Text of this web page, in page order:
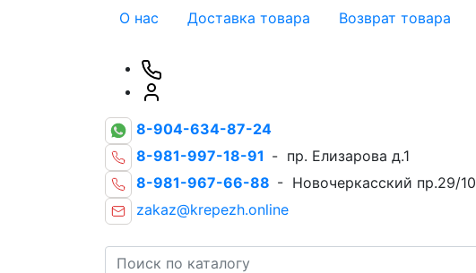
О нас Доставка товара Возврат товара
8-904-634-87-24
8-981-997-18-91 - пр. Елизарова д.1
8-981-967-66-88 - Новочеркасский пр.29/10
zakaz@krepezh.online